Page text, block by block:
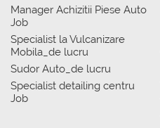
Manager Achizitii Piese Auto
Job
Specialist la Vulcanizare
Mobila_de lucru
Sudor Auto_de lucru
Specialist detailing centru
Job